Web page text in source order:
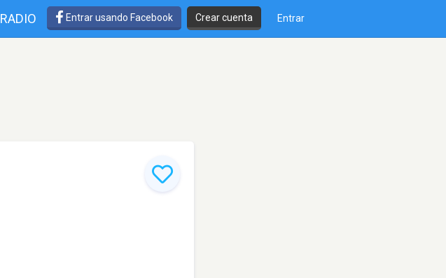
RADIO Entrar usando Facebook Crear cuenta Entrar